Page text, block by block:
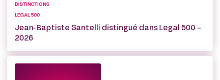
DISTINCTIONS
LEGAL 500
Jean-Baptiste Santelli distingué dans Legal 500 –
2026